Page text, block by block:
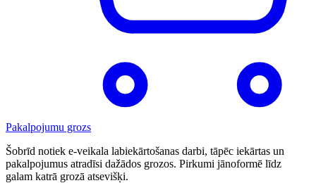
Pakalpojumu grozs
Šobrīd notiek e-veikala labiekārtošanas darbi, tāpēc iekārtas un
pakalpojumus atradīsi dažādos grozos. Pirkumi jānoformē līdz
galam katrā grozā atsevišķi.